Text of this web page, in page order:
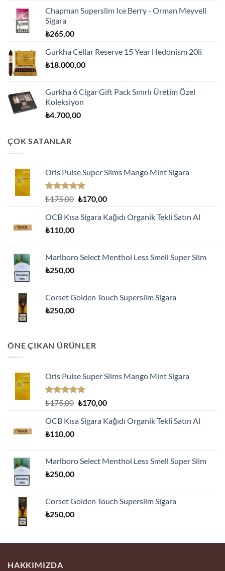
Chapman Superslim Ice Berry - Orman Meyveli
Sigara
₺265,00
Gurkha Cellar Reserve 15 Year Hedonism 20li
₺18.000,00
Gurkha 6 Cigar Gift Pack Sınırlı Üretim Özel
Koleksiyon
₺4.700,00
ÇOK SATANLAR
Oris Pulse Super Slims Mango Mint Sigara
5 üzerinden
oy
aldı
₺175,00 Orijinal
₺175,00.
₺170,00Şu
fiyat:
OCB Kısa Sigara Kağıdı Organik Tekli Satın Al
₺110,00
Marlboro Select Menthol Less Smell Super Slim
₺250,00
Corset Golden Touch Superslim Sigara
₺250,00
ÖNE ÇIKAN ÜRÜNLER
Oris Pulse Super Slims Mango Mint Sigara
5 üzerinden
oy
aldı
₺175,00 Orijinal
₺175,00.
₺170,00Şu
fiyat:
OCB Kısa Sigara Kağıdı Organik Tekli Satın Al
₺110,00
Marlboro Select Menthol Less Smell Super Slim
₺250,00
Corset Golden Touch Superslim Sigara
₺250,00
HAKKIMIZDA